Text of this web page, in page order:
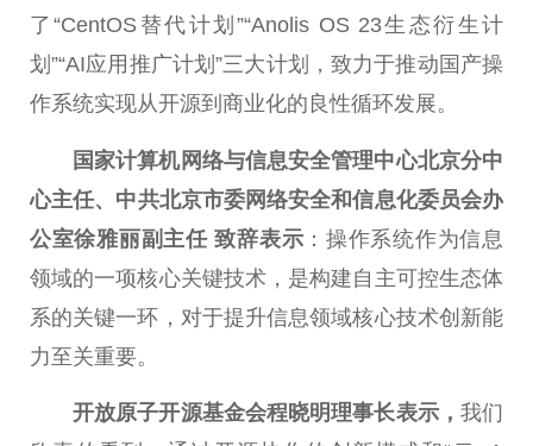
了“CentOS替代计划”“Anolis OS 23生态衍生计
划”“AI应用推广计划”三大计划，致力于推动国产操
作系统实现从开源到商业化的良性循环发展。
国家计算机网络与信息安全管理中心北京分中
心主任、 中共北京市委网络安全和信息化委员会办
公室徐雅丽副 主任致辞表示 ：操作系统作为信息
领域的一项核心关键技术，是构建自主可控生态体
系的关键一环，对于提升信息领域核心技术创新能
力至关重要。
开放原子开源基金会程晓明理事长表示， 我们